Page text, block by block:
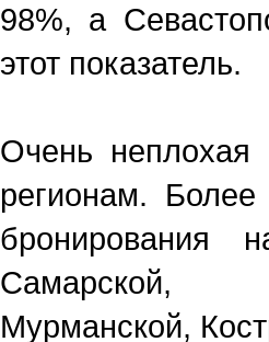
98%, а
этот показатель.
Очень
регионам.
бронирования
Самарской,
Мурманской,